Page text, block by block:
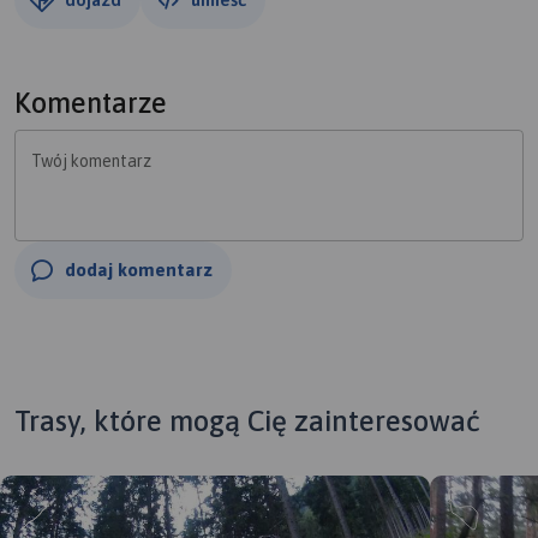
Komentarze
Twój komentarz
dodaj komentarz
Trasy, które mogą Cię zainteresować